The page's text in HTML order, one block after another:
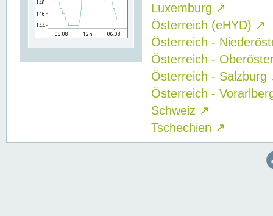
Luxemburg ↗
Österreich (eHYD) ↗
Österreich -
Österreich -
Österreich - Salzburg
Österreich -
Schweiz ↗
Tschechien ↗